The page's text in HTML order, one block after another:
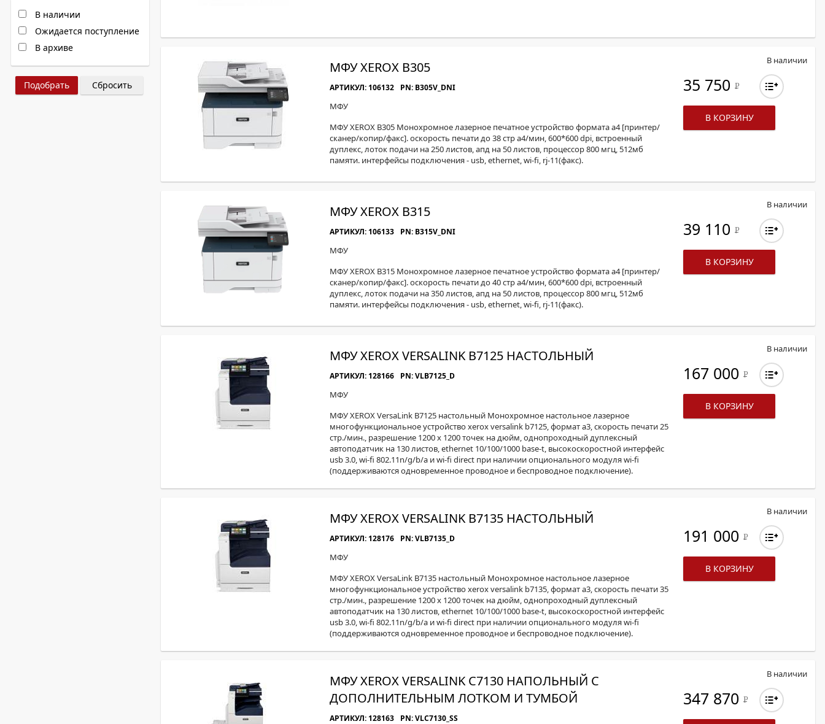
В наличии
Ожидается поступление
В архиве
Сбросить
МФУ XEROX B305
АРТИКУЛ: 106132 PN: B305V_DNI
МФУ
МФУ XEROX B305 Монохромное лазерное печатное устройство формата а4 [принтер/
сканер/копир/факс]. оскорость печати до 38 стр а4/мин, 600*600 dpi, встроенный
дуплекс, лоток подачи на 250 листов, апд на 50 листов, процессор 800 мгц, 512мб
памяти. интерфейсы подключения - usb, ethernet, wi-fi, rj-11(факс).
В наличии
35 750Р
В КОРЗИНУ
МФУ XEROX B315
АРТИКУЛ: 106133 PN: B315V_DNI
МФУ
МФУ XEROX B315 Монохромное лазерное печатное устройство формата а4 [принтер/
сканер/копир/факс]. оскорость печати до 40 стр а4/мин, 600*600 dpi, встроенный
дуплекс, лоток подачи на 350 листов, апд на 50 листов, процессор 800 мгц, 512мб
памяти. интерфейсы подключения - usb, ethernet, wi-fi, rj-11(факс).
В наличии
39 110Р
В КОРЗИНУ
МФУ XEROX VERSALINK B7125 НАСТОЛЬНЫЙ
АРТИКУЛ: 128166 PN: VLB7125_D
МФУ
МФУ XEROX VersaLink B7125 настольный Монохромное настольное лазерное
многофункциональное устройство xerox versalink b7125, формат а3, скорость печати 25
стр./мин., разрешение 1200 x 1200 точек на дюйм, однопроходный дуплексный
автоподатчик на 130 листов, ethernet 10/100/1000 base-t, высокоскоростной интерфейс
usb 3.0, wi-fi 802.11n/g/b/a и wi-fi direct при наличии опционального модуля wi-fi
(поддерживаются одновременное проводное и беспроводное подключение).
В наличии
167 000Р
В КОРЗИНУ
МФУ XEROX VERSALINK B7135 НАСТОЛЬНЫЙ
АРТИКУЛ: 128176 PN: VLB7135_D
МФУ
МФУ XEROX VersaLink B7135 настольный Монохромное настольное лазерное
многофункциональное устройство xerox versalink b7135, формат а3, скорость печати 35
стр./мин., разрешение 1200 x 1200 точек на дюйм, однопроходный дуплексный
автоподатчик на 130 листов, ethernet 10/100/1000 base-t, высокоскоростной интерфейс
usb 3.0, wi-fi 802.11n/g/b/a и wi-fi direct при наличии опционального модуля wi-fi
(поддерживаются одновременное проводное и беспроводное подключение).
В наличии
191 000Р
В КОРЗИНУ
МФУ XEROX VERSALINK C7130 НАПОЛЬНЫЙ С
ДОПОЛНИТЕЛЬНЫМ ЛОТКОМ И ТУМБОЙ
АРТИКУЛ: 128163 PN: VLC7130_SS
В наличии
347 870Р